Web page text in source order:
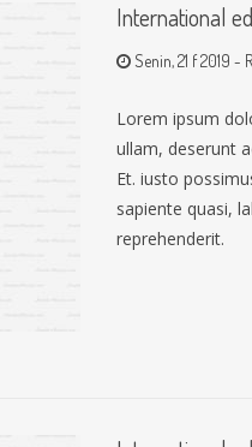
International
Senin, 21 f 2019 -
Lorem ipsum
ullam, deserunt
Et. iusto
sapiente quasi,
reprehenderit.